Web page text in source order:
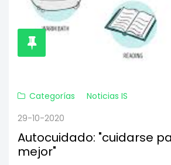
Categorías
Noticias IS
29-10-2020
Autocuidado: "cuidarse
mejor"